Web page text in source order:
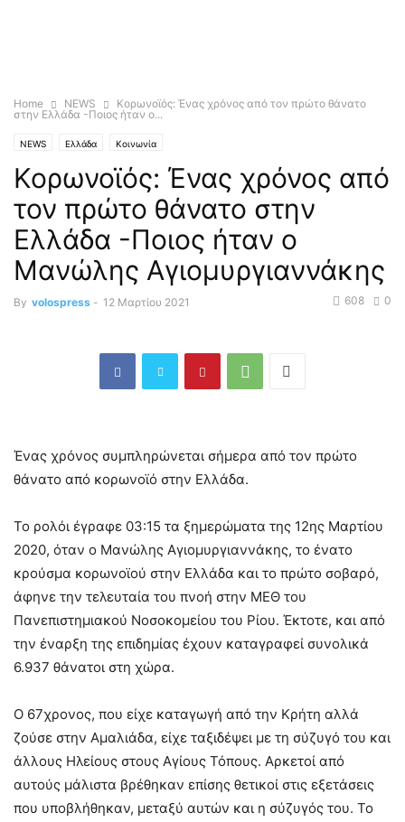
Home NEWS
Κορωνοϊός: Ένας χρόνος από τον πρώτο θάνατο
στην Ελλάδα -Ποιος ήταν ο...
NEWS Ελλάδα Κοινωνία
Κορωνοϊός: Ένας χρόνος από
τον πρώτο θάνατο στην
Ελλάδα -Ποιος ήταν ο
Μανώλης Αγιομυργιαννάκης
By volospress - 12 Μαρτίου 2021 0
608
Ένας χρόνος συμπληρώνεται σήμερα από τον πρώτο
θάνατο από κορωνοϊό στην Ελλάδα.
Το ρολόι έγραφε 03:15 τα ξημερώματα της 12ης Μαρτίου
2020, όταν ο Μανώλης Αγιομυργιαννάκης, το ένατο
κρούσμα κορωνοϊού στην Ελλάδα και το πρώτο σοβαρό,
άφηνε την τελευταία του πνοή στην ΜΕΘ του
Πανεπιστημιακού Νοσοκομείου του Ρίου. Έκτοτε, και από
την έναρξη της επιδημίας έχουν καταγραφεί συνολικά
6.937 θάνατοι στη χώρα.
Ο 67χρονος, που είχε καταγωγή από την Κρήτη αλλά
ζούσε στην Αμαλιάδα, είχε ταξιδέψει με τη σύζυγό του και
άλλους Ηλείους στους Αγίους Τόπους. Αρκετοί από
αυτούς μάλιστα βρέθηκαν επίσης θετικοί στις εξετάσεις
που υποβλήθηκαν, μεταξύ αυτών και η σύζυγός του. Το